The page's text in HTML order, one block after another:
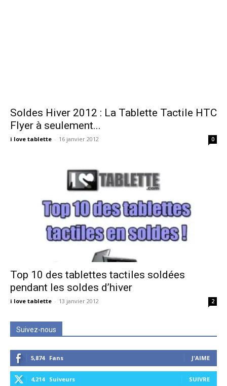
Soldes Hiver 2012 : La Tablette Tactile HTC
Flyer à seulement...
i love tablette - 16 janvier 2012 0
Top 10 des tablettes tactiles soldées
pendant les soldes d’hiver
i love tablette - 13 janvier 2012 2
Suivez-nous
5,874 Fans J'AIME
4,214 Suiveurs SUIVRE